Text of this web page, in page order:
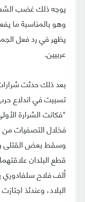
يوجه ذلك غضب
وهو بالمناسبة ما
يظهر في رد فعل
عربيين.
بعد ذلك حدثت
تسببت في اندلاع
"فكانت الشرارة
وسقط بعض القتلى
قطع البلدان
ألف فلاح سلفادوري
البلاد، وعندئذ